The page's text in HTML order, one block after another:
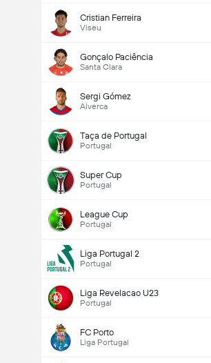
Cristian Ferreira
Viseu
Gonçalo Paciência
Santa Clara
Sergi Gómez
Alverca
Taça de Portugal
Portugal
Super Cup
Portugal
League Cup
Portugal
Liga Portugal 2
Portugal
Liga Revelacao U23
Portugal
FC Porto
Liga Portugal